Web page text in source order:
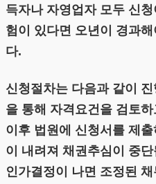
득자나 자영업자 모두 신
험이 있다면 오년이 경과
다.
신청절차는 다음과 같이
을 통해 자격요건을 검토
이후 법원에 신청서를 제
이 내려져 채권추심이 중
인가결정이 나면 조정된